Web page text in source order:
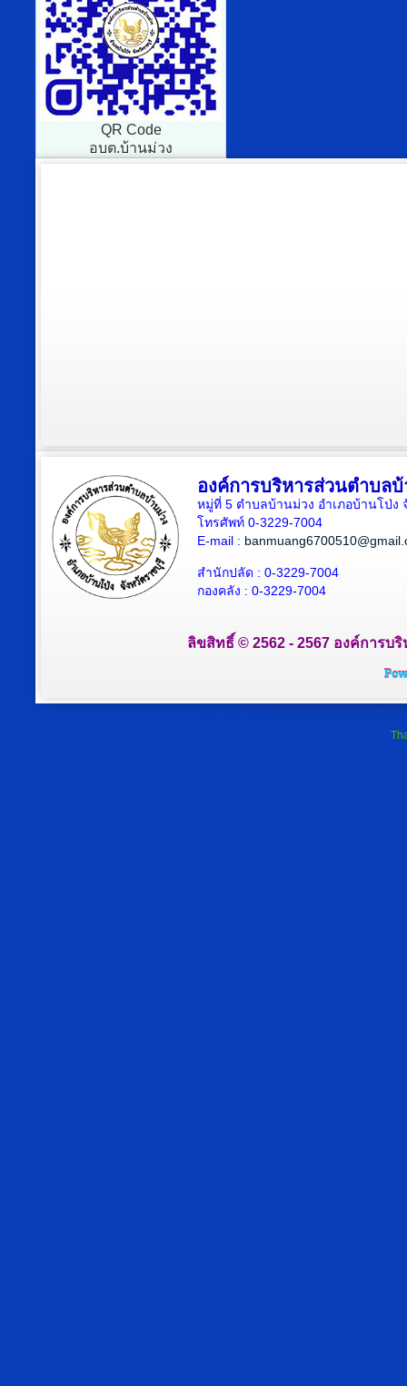
QR Code
อบต.บ้านม่วง
องค์การบริหารส่วนตำบล
หมู่ที่ 5 ตำบลบ้านม่วง อำเภอบ้านโป่ง
โทรศัพท์ 0-3229-7004
E-mail :
สำนักปลัด : 0-3229-7004
กองคลัง : 0-3229-7004
ลิขสิทธิ์ © 2562 - 2567 องค์การบ